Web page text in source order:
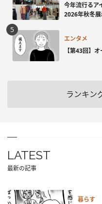
今年流行るア
2026年秋冬
エンタメ
【第43回】
ランキン
LATEST
最新の記事
暮らす